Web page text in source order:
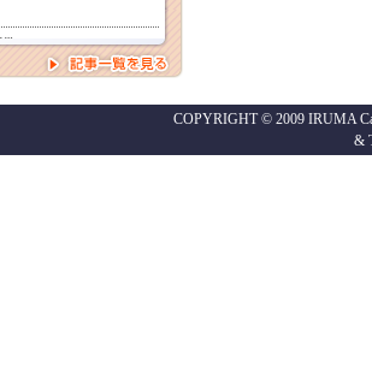
COPYRIGHT © 2009 IRUMA
&